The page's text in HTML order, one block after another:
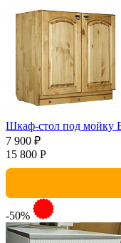
Шкаф-стол под мойку
7 900 ₽
15 800 Р
-50%